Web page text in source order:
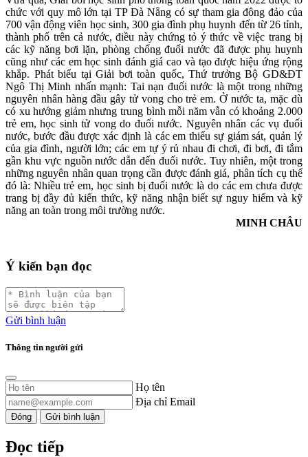
chức với quy mô lớn tại TP Đà Nẵng có sự tham gia đông đảo của
700 vận động viên học sinh, 300 gia đình phụ huynh đến từ 26 tỉnh,
thành phố trên cả nước, điều này chứng tỏ ý thức về việc trang bị
các kỹ năng bơi lặn, phòng chống đuối nước đã được phụ huynh
cũng như các em học sinh đánh giá cao và tạo được hiệu ứng rộng
khắp. Phát biểu tại Giải bơi toàn quốc, Thứ trưởng Bộ GD&ĐT
Ngô Thị Minh nhấn mạnh: Tai nạn đuối nước là một trong những
nguyên nhân hàng đầu gây tử vong cho trẻ em. Ở nước ta, mặc dù
có xu hướng giảm nhưng trung bình mỗi năm vẫn có khoảng 2.000
trẻ em, học sinh tử vong do đuối nước. Nguyên nhân các vụ đuối
nước, bước đầu được xác định là các em thiếu sự giám sát, quản lý
của gia đình, người lớn; các em tự ý rủ nhau đi chơi, đi bơi, đi tắm
gần khu vực nguồn nước dẫn đến đuối nước. Tuy nhiên, một trong
những nguyên nhân quan trọng cần được đánh giá, phân tích cụ thể
đó là: Nhiều trẻ em, học sinh bị đuối nước là do các em chưa được
trang bị đầy đủ kiến thức, kỹ năng nhận biết sự nguy hiểm và kỹ
năng an toàn trong môi trường nước.
MINH CHÂU
Ý kiến bạn đọc
Gửi bình luận
Thông tin người gửi
Họ tên
Địa chỉ Email
Đóng Gửi bình luận
Đọc tiếp